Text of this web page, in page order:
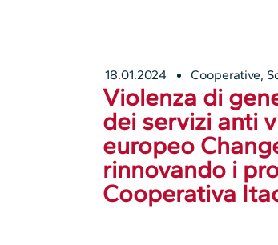
18.01.2024 Cooperative,
Violenza di
dei servizi anti
europeo
rinnovando i
Cooperativa